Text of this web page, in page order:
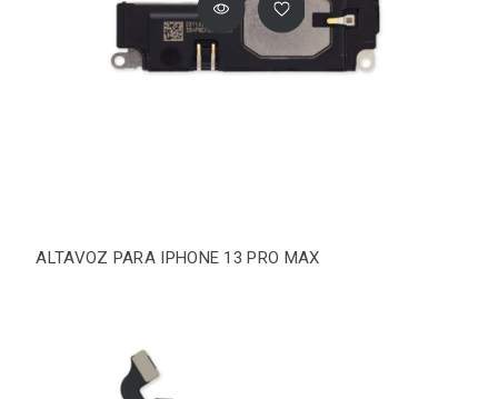
ALTAVOZ PARA IPHONE 13 PRO MAX